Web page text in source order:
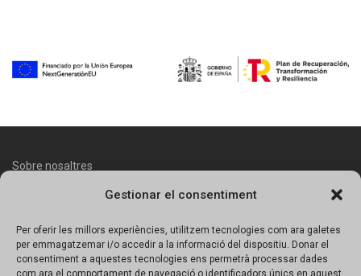
Gestionar el consentiment
Per oferir les millors experiències, utilitzem tecnologies com ara galetes
per emmagatzemar i/o accedir a la informació del dispositiu. Donar el
consentiment a aquestes tecnologies ens permetrà processar dades
com ara el comportament de navegació o identificadors únics en aquest
Sobre nosaltres
Avís legal
Política de protecció de dades